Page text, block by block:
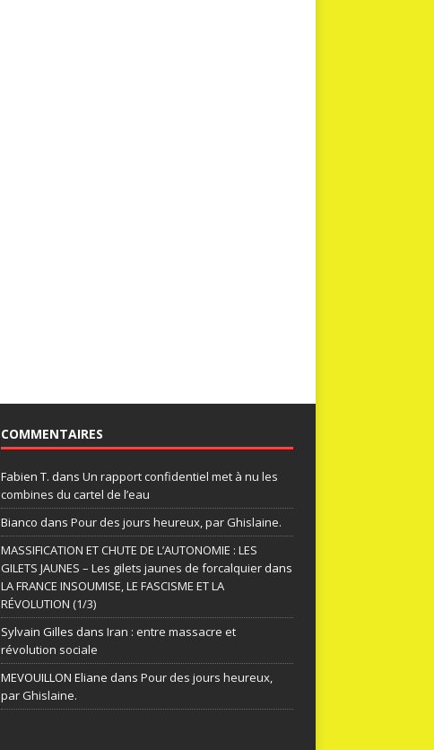
COMMENTAIRES
Fabien T. dans Un rapport confidentiel met à nu les
combines du cartel de l’eau
Bianco dans Pour des jours heureux, par Ghislaine.
MASSIFICATION ET CHUTE DE L’AUTONOMIE : LES
GILETS JAUNES – Les gilets jaunes de forcalquierdans
LA FRANCE INSOUMISE, LE FASCISME ET LA
RÉVOLUTION (1/3)
Sylvain Gilles dans Iran : entre massacre et
révolution sociale
MEVOUILLON Eliane dans Pour des jours heureux,
par Ghislaine.